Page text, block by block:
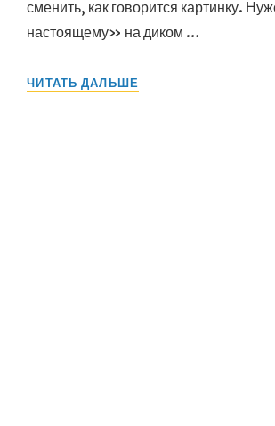
сменить, как говорится картинку.
настоящему» на диком …
ЧИТАТЬ ДАЛЬШЕ
НА